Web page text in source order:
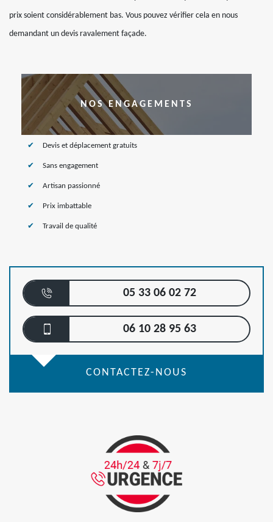
prix soient considérablement bas. Vous pouvez vérifier cela en nous
demandant un devis ravalement façade.
NOS ENGAGEMENTS
Devis et déplacement gratuits
Sans engagement
Artisan passionné
Prix imbattable
Travail de qualité
05 33 06 02 72
06 10 28 95 63
CONTACTEZ-NOUS